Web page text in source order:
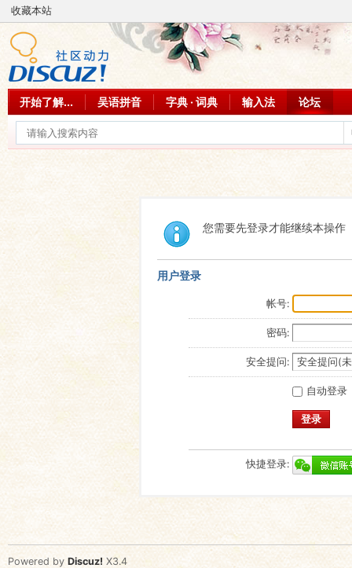
收藏本站
开始了解... 吴语拼音 字典 · 词典 输入法 论坛
您需要先登录才能继续本操作
用户登录
帐号:
密码:
安全提问:
自动登录
登录
快捷登录:
Powered by Discuz! X3.4